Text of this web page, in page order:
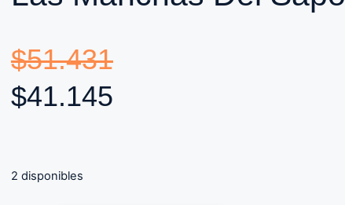
$51.431
$41.145
2 disponibles